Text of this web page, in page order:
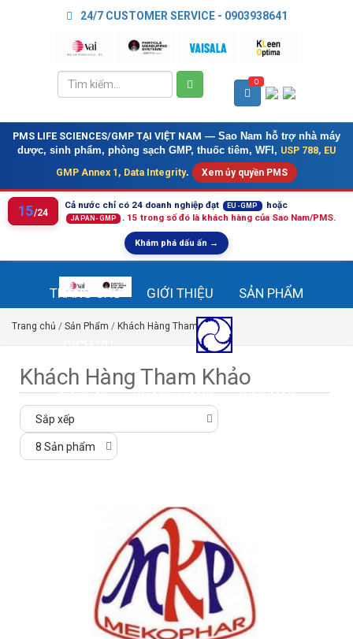
24/7 CUSTOMER SERVICE - 0903938641
0
PMS LIFE SCIENCES/GMP TẠI VIỆT NAM — Sao Nam hỗ trợ nhà máy
dược, sinh phẩm, phòng sạch GMP, thuốc tiêm, WFI, USP 788, EU
GMP Annex 1, Data Integrity. Xem ủy quyền PMS
15/24
Cả nước chỉ có 24 doanh nghiệp đạt EU-GMP hoặc
JAPAN-GMP . 15 trong số đó là khách hàng của Sao Nam/PMS.
Khám phá dấu ấn →
TRANG CHỦ GIỚI THIỆU SẢN PHẨM
DỊCH VỤ
TIN TỨC KHÁCH HÀNG WEBINAR
Trang chủ / Sản Phẩm / Khách Hàng Tham Khảo /
Khách Hàng Tham Khảo